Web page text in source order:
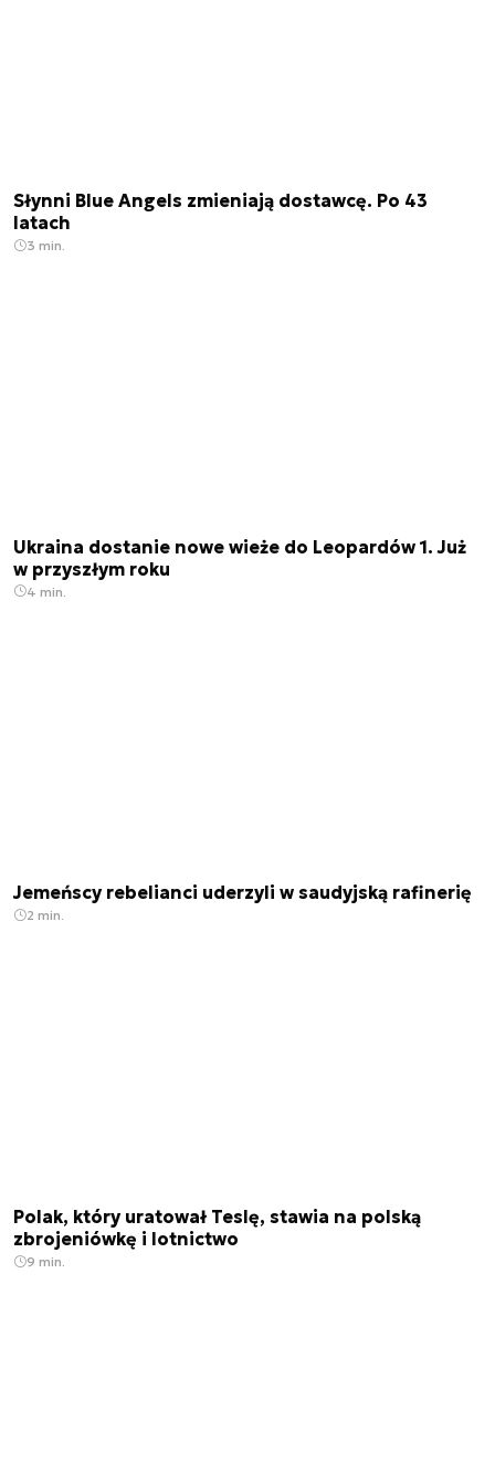
Słynni Blue Angels zmieniają dostawcę. Po 43
latach
3 min.
Ukraina dostanie nowe wieże do Leopardów 1. Już
w przyszłym roku
4 min.
Jemeńscy rebelianci uderzyli w saudyjską rafinerię
2 min.
Polak, który uratował Teslę, stawia na polską
zbrojeniówkę i lotnictwo
9 min.